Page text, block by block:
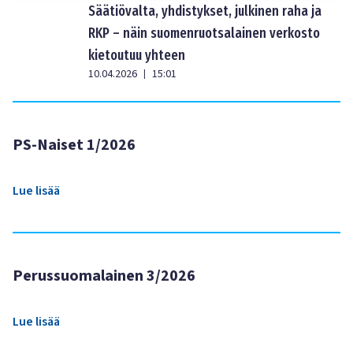
Säätiövalta, yhdistykset, julkinen raha ja
RKP – näin suomenruotsalainen verkosto
kietoutuu yhteen
10.04.2026 | 15:01
PS-Naiset 1/2026
Lue lisää
Perussuomalainen 3/2026
Lue lisää